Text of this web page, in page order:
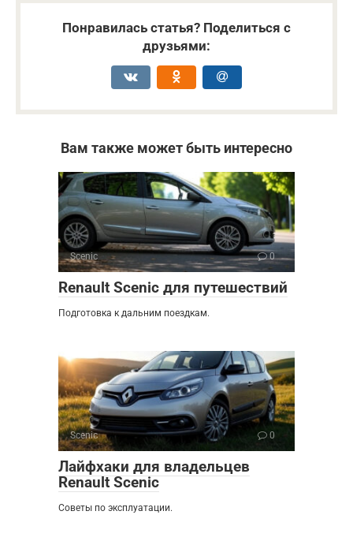
Понравилась статья? Поделиться с
друзьями:
Вам также может быть интересно
Scenic 0
Renault Scenic для путешествий
Подготовка к дальним поездкам.
Scenic 0
Лайфхаки для владельцев
Renault Scenic
Советы по эксплуатации.